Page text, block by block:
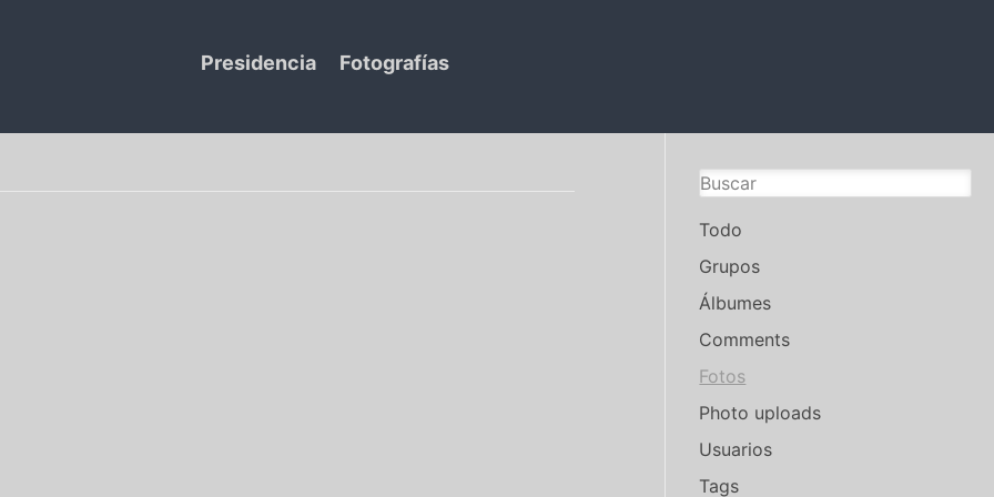
Presidencia Fotografías
Todo
Grupos
Álbumes
Comments
Fotos
Photo uploads
Usuarios
Tags